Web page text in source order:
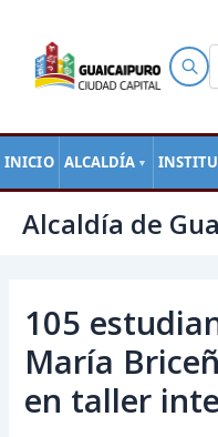
INICIO ALCALDÍA ▼
contenido
Alcaldía de
105
María
en taller
de